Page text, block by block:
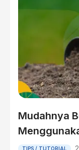
Mudahnya
TIPS / TUTORIAL